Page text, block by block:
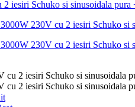
2 iesiri Schuko si sinusoidala